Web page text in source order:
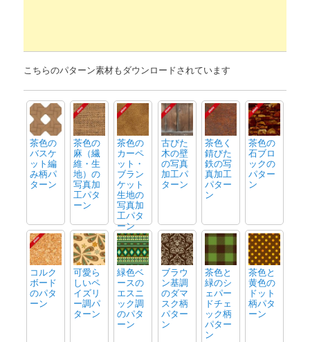
こちらのパターン素材もダウンロードされています
茶色の
バスケ
ット編
み柄パ
ターン
茶色の
麻（繊
維・生
地）の
写真加
工パタ
ーン
茶色の
カーペ
ット・
ブラン
ケット
生地の
写真加
工パタ
ーン
古びた
木の壁
の写真
加工パ
ターン
茶色く
錆びた
鉄の写
真加工
パター
ン
茶色の
石ブロ
ックの
パター
ン
コルク
ボード
のパタ
ーン
可愛ら
しいペ
イズリ
ー調パ
ターン
緑色ベ
ースの
エスニ
ック調
のパタ
ーン
ブラウ
ン基調
のダマ
スク柄
パター
ン
茶色と
緑のシ
ェパー
ドチェ
ック柄
パター
ン
茶色と
黄色の
ドット
柄パタ
ーン